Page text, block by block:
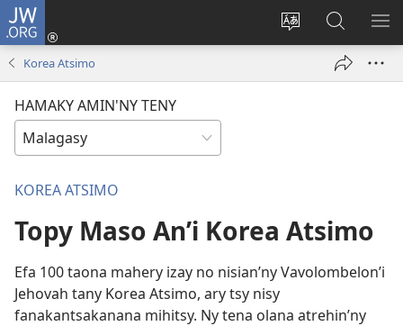
JW.ORG
Hiova
Hiditra
(manokatra
ato
Amin’ny
Korea Atsimo
HAMAKY AMIN'NY TENY
KOREA ATSIMO
Topy Maso An’i Korea Atsimo
Efa 100 taona mahery izay no nisian’ny Vavolombelon’i
Jehovah tany Korea Atsimo, ary tsy nisy
fanakantsakanana mihitsy. Ny tena olana atrehin’ny